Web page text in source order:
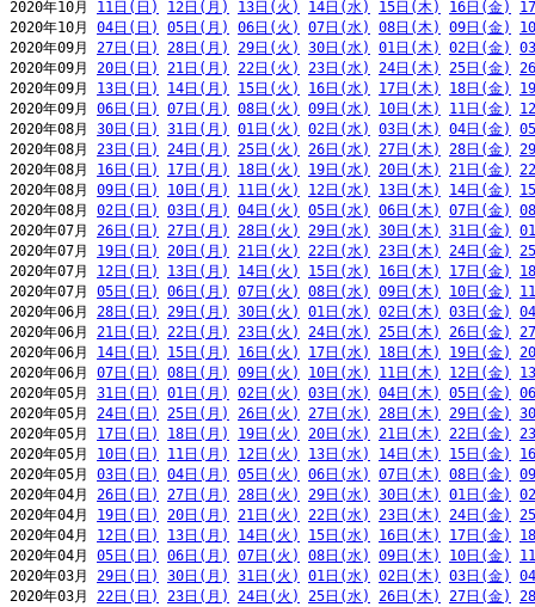
2020年10月 11日(日) 12日(月) 13日(火) 14日(水) 15日(木) 16日(金)
2020年10月 04日(日) 05日(月) 06日(火) 07日(水) 08日(木) 09日(金)
2020年09月 27日(日) 28日(月) 29日(火) 30日(水) 01日(木) 02日(金)
2020年09月 20日(日) 21日(月) 22日(火) 23日(水) 24日(木) 25日(金)
2020年09月 13日(日) 14日(月) 15日(火) 16日(水) 17日(木) 18日(金)
2020年09月 06日(日) 07日(月) 08日(火) 09日(水) 10日(木) 11日(金)
2020年08月 30日(日) 31日(月) 01日(火) 02日(水) 03日(木) 04日(金)
2020年08月 23日(日) 24日(月) 25日(火) 26日(水) 27日(木) 28日(金)
2020年08月 16日(日) 17日(月) 18日(火) 19日(水) 20日(木) 21日(金)
2020年08月 09日(日) 10日(月) 11日(火) 12日(水) 13日(木) 14日(金)
2020年08月 02日(日) 03日(月) 04日(火) 05日(水) 06日(木) 07日(金)
2020年07月 26日(日) 27日(月) 28日(火) 29日(水) 30日(木) 31日(金)
2020年07月 19日(日) 20日(月) 21日(火) 22日(水) 23日(木) 24日(金)
2020年07月 12日(日) 13日(月) 14日(火) 15日(水) 16日(木) 17日(金)
2020年07月 05日(日) 06日(月) 07日(火) 08日(水) 09日(木) 10日(金)
2020年06月 28日(日) 29日(月) 30日(火) 01日(水) 02日(木) 03日(金)
2020年06月 21日(日) 22日(月) 23日(火) 24日(水) 25日(木) 26日(金)
2020年06月 14日(日) 15日(月) 16日(火) 17日(水) 18日(木) 19日(金)
2020年06月 07日(日) 08日(月) 09日(火) 10日(水) 11日(木) 12日(金)
2020年05月 31日(日) 01日(月) 02日(火) 03日(水) 04日(木) 05日(金)
2020年05月 24日(日) 25日(月) 26日(火) 27日(水) 28日(木) 29日(金)
2020年05月 17日(日) 18日(月) 19日(火) 20日(水) 21日(木) 22日(金)
2020年05月 10日(日) 11日(月) 12日(火) 13日(水) 14日(木) 15日(金)
2020年05月 03日(日) 04日(月) 05日(火) 06日(水) 07日(木) 08日(金)
2020年04月 26日(日) 27日(月) 28日(火) 29日(水) 30日(木) 01日(金)
2020年04月 19日(日) 20日(月) 21日(火) 22日(水) 23日(木) 24日(金)
2020年04月 12日(日) 13日(月) 14日(火) 15日(水) 16日(木) 17日(金)
2020年04月 05日(日) 06日(月) 07日(火) 08日(水) 09日(木) 10日(金)
2020年03月 29日(日) 30日(月) 31日(火) 01日(水) 02日(木) 03日(金)
2020年03月 22日(日) 23日(月) 24日(火) 25日(水) 26日(木) 27日(金)